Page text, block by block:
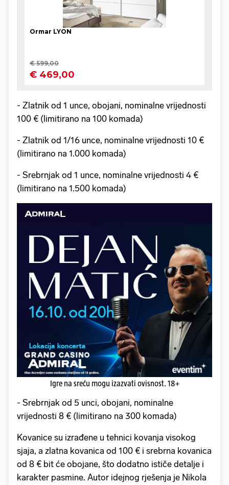
- Zlatnik od 1 unce, obojani, nominalne vrijednosti
100 € (limitirano na 100 komada)
- Zlatnik od 1/16 unce, nominalne vrijednosti 10 €
(limitirano na 1.000 komada)
- Srebrnjak od 1 unce, nominalne vrijednosti 4 €
(limitirano na 1.500 komada)
Igre na sreću mogu izazvati ovisnost. 18+
- Srebrnjak od 5 unci, obojani, nominalne
vrijednosti 8 € (limitirano na 300 komada)
Kovanice su izrađene u tehnici kovanja visokog
sjaja, a zlatna kovanica od 100 € i srebrna kovanica
od 8 € bit će obojane, što dodatno ističe detalje i
karakter pasmine. Autor idejnog rješenja je Nikola